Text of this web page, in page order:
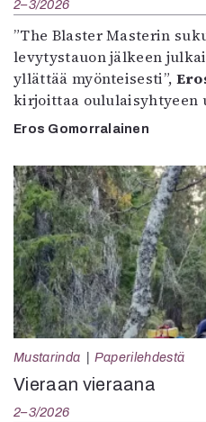
2–3/2026
”The Blaster Masterin
levytystauon jälkeen
yllättää myönteisesti”,
kirjoittaa oululaisyhtyeen
Eros Gomorralainen
Mustarinda Paperilehdestä
Vieraan vieraana
2–3/2026